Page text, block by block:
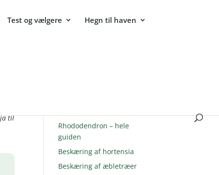
Test og vælgere Hegn til haven
ja til
Rhododendron – hele
guiden
Beskæring af hortensia
Beskæring af æbletræer